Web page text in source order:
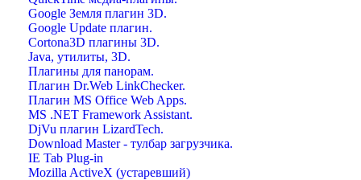
Google Земля плагин 3D.
Google Update плагин.
Cortona3D плагины 3D.
Java, утилиты, 3D.
Плагины для панорам.
Плагин Dr.Web LinkChecker.
Плагин MS Office Web Apps.
MS .NET Framework Assistant.
DjVu плагин LizardTech.
Download Master - тулбар загрузчика.
IE Tab Plug-in
Mozilla ActiveX (устаревший)